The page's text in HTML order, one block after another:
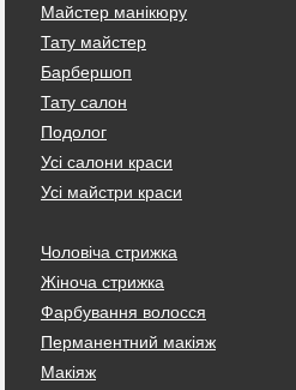
Майстер манікюру
Тату майстер
Барбершоп
Тату салон
Подолог
Усі салони краси
Усі майстри краси
Чоловіча стрижка
Жіноча стрижка
Фарбування волосся
Перманентний макіяж
Макіяж